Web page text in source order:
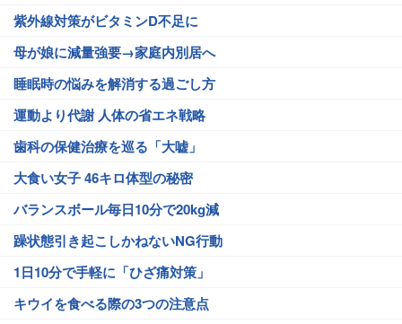
紫外線対策がビタミンD不足に
母が娘に減量強要→家庭内別居へ
睡眠時の悩みを解消する過ごし方
運動より代謝 人体の省エネ戦略
歯科の保健治療を巡る「大嘘」
大食い女子 46キロ体型の秘密
バランスボール毎日10分で20kg減
躁状態引き起こしかねないNG行動
1日10分で手軽に「ひざ痛対策」
キウイを食べる際の3つの注意点